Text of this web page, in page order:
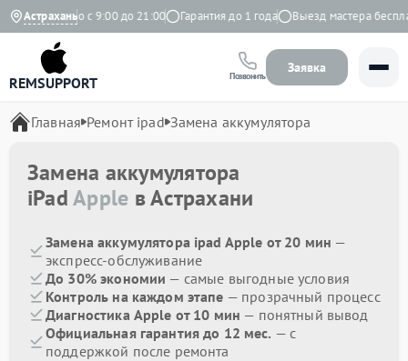
Астрахань
Ежедневно с 9:00 до 21:00 Гарантия до 1 года Выезд мастера
REMSUPPORT Позвонить
Заявка
Главная Ремонт ipad Замена аккумулятора
Замена аккумулятора
iPadApple в Астрахани
Замена аккумулятора ipad Apple от 20 мин —
экспресс-обслуживание
До 30% экономии — самые выгодные условия
Контроль на каждом этапе — прозрачный процесс
Диагностика Apple от 10 мин — понятный вывод
Официальная гарантия до 12 мес. — с
поддержкой после ремонта